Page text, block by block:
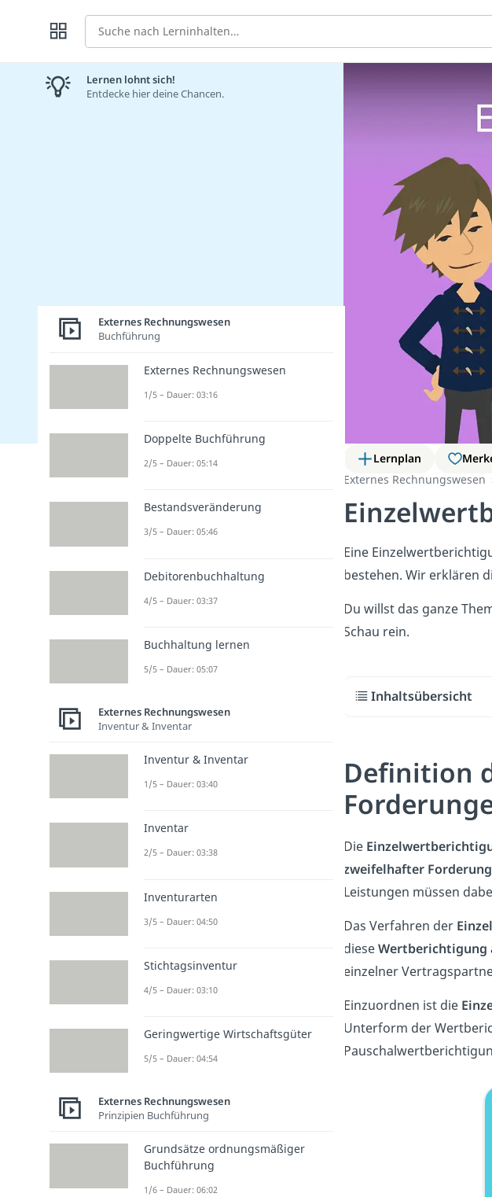
Suche
Lernplan
Externes Rechnungswesen
Eine
bestehen. Wir erklären
Du willst das ganze
Schau rein.
Inhaltsübersicht
Definition
Die
zweifelhafter
Leistungen müssen
Das Verfahren der
dieseWertberichtigung
einzelner
Einzuordnen ist die
Unterform der
Lernen lohnt sich!
Entdecke hier deine Chancen.
Externes Rechnungswesen
Buchführung
Externes Rechnungswesen
1/5 – Dauer: 03:16
Doppelte Buchführung
2/5 – Dauer: 05:14
Bestandsveränderung
3/5 – Dauer: 05:46
Debitorenbuchhaltung
4/5 – Dauer: 03:37
Buchhaltung lernen
5/5 – Dauer: 05:07
Externes Rechnungswesen
Inventur & Inventar
Inventur & Inventar
1/5 – Dauer: 03:40
Inventar
2/5 – Dauer: 03:38
Inventurarten
3/5 – Dauer: 04:50
Stichtagsinventur
4/5 – Dauer: 03:10
Geringwertige Wirtschaftsgüter
5/5 – Dauer: 04:54
Externes Rechnungswesen
Prinzipien Buchführung
Grundsätze ordnungsmäßiger
Buchführung
1/6 – Dauer: 06:02